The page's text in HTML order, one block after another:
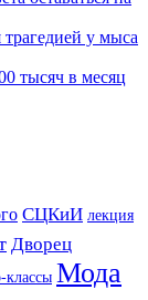
у мыса
тысяч в месяц
СЦКиИ лекция
Дворец
классы Мода